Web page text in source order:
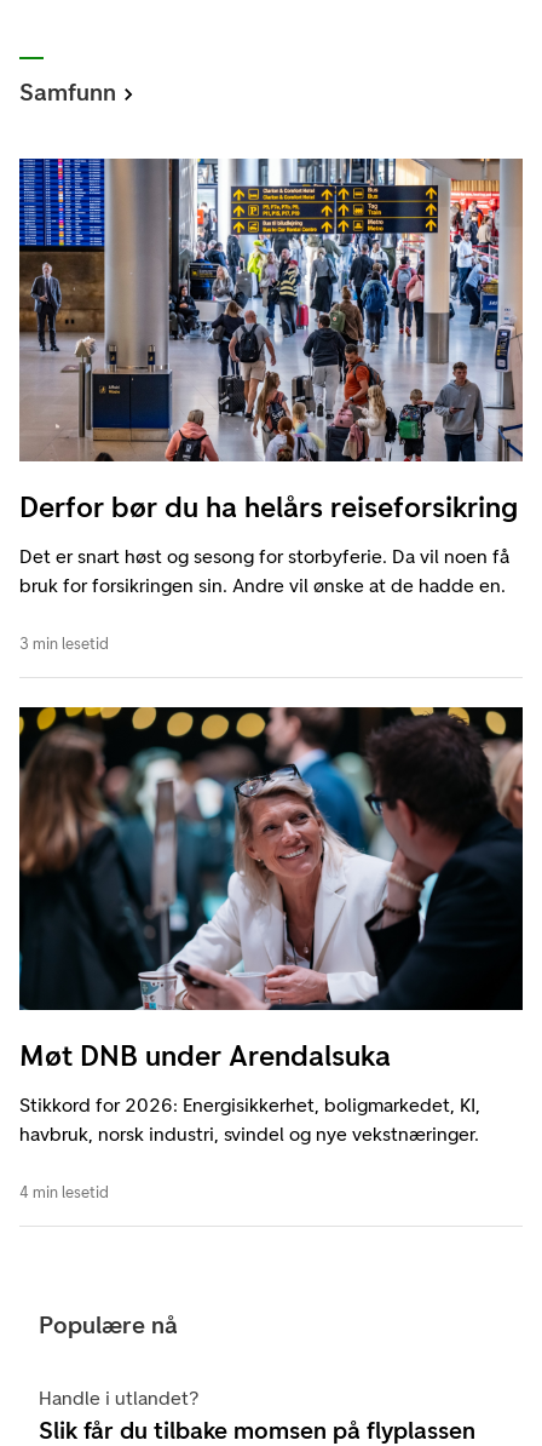
Samfunn
Derfor bør du ha helårs reiseforsikring
Det er snart høst og sesong for storbyferie. Da vil noen få
bruk for forsikringen sin. Andre vil ønske at de hadde en.
3 min lesetid
Møt DNB under Arendalsuka
Stikkord for 2026: Energisikkerhet, boligmarkedet, KI,
havbruk, norsk industri, svindel og nye vekstnæringer.
4 min lesetid
Populære nå
Handle i utlandet?
Slik får du tilbake momsen på flyplassen